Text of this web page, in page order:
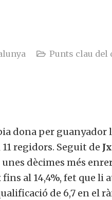
Punts clau del
dona per guanyador
regidors. Seguit de
dècimes més
al 14,4%, fet que li
de 6,7 en el